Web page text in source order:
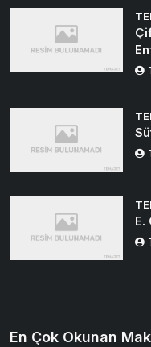
E.
En Çok Okunan